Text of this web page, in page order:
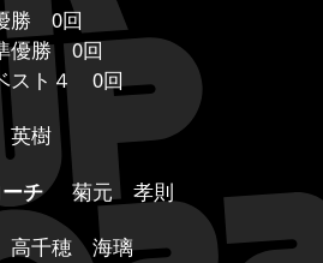
勝 0回
優勝 0回
スト４ 0回
樹
チ
菊元 孝則
高千穂 海璃